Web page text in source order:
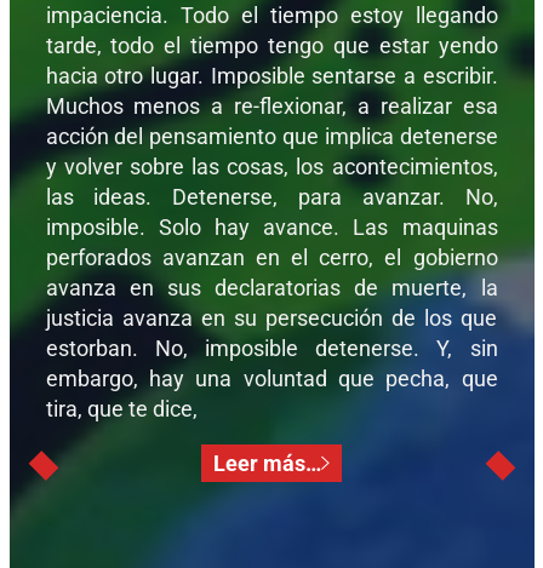
impaciencia. Todo el tiempo estoy llegando
tarde, todo el tiempo tengo que estar yendo
hacia otro lugar. Imposible sentarse a escribir.
Muchos menos a re-flexionar, a realizar esa
acción del pensamiento que implica detenerse
y volver sobre las cosas, los acontecimientos,
las ideas. Detenerse, para avanzar. No,
imposible. Solo hay avance. Las maquinas
perforados avanzan en el cerro, el gobierno
avanza en sus declaratorias de muerte, la
justicia avanza en su persecución de los que
estorban. No, imposible detenerse. Y, sin
embargo, hay una voluntad que pecha, que
tira, que te dice,
Leer más…